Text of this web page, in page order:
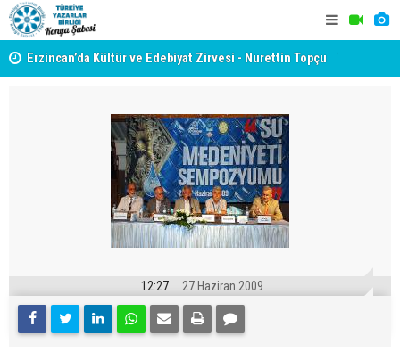
Erzincan’da Kültür ve Edebiyat Zirvesi - Nurettin Topçu
12:27 27 Haziran 2009